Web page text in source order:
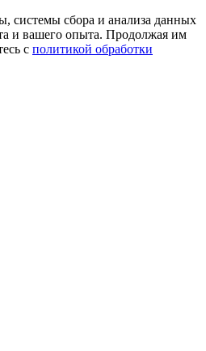
системы сбора и анализа данных
и вашего опыта. Продолжая им
с политикой обработки